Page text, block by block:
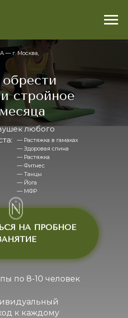
любого
по 8-10 человек
к каждому
НА ПРОБНОЕ
стройное
— г. Москва,
— Растяжка в гамаках
— Здоровая спина
— Растяжка
— Фитнес
— Танцы
— Йога
— МФР